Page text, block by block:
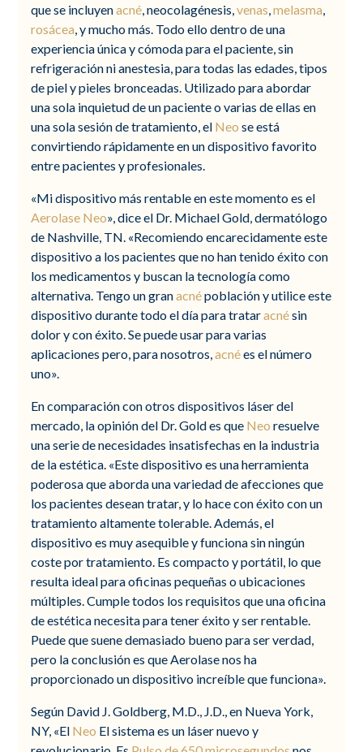
que se incluyenacné, neocolagénesis,venas,melasma,
rosácea, y mucho más. Todo ello dentro de una
experiencia única y cómoda para el paciente, sin
refrigeración ni anestesia, para todas las edades, tipos
de piel y pieles bronceadas. Utilizado para abordar
una sola inquietud de un paciente o varias de ellas en
una sola sesión de tratamiento, el Neo se está
convirtiendo rápidamente en un dispositivo favorito
entre pacientes y profesionales.
«Mi dispositivo más rentable en este momento es el
Aerolase Neo», dice el Dr. Michael Gold, dermatólogo
de Nashville, TN. «Recomiendo encarecidamente este
dispositivo a los pacientes que no han tenido éxito con
los medicamentos y buscan la tecnología como
alternativa. Tengo un granacnépoblación y utilice este
dispositivo durante todo el día para trataracnésin
dolor y con éxito. Se puede usar para varias
aplicaciones pero, para nosotros,acnées el número
uno».
En comparación con otros dispositivos láser del
mercado, la opinión del Dr. Gold es que Neo resuelve
una serie de necesidades insatisfechas en la industria
de la estética. «Este dispositivo es una herramienta
poderosa que aborda una variedad de afecciones que
los pacientes desean tratar, y lo hace con éxito con un
tratamiento altamente tolerable. Además, el
dispositivo es muy asequible y funciona sin ningún
coste por tratamiento. Es compacto y portátil, lo que
resulta ideal para oficinas pequeñas o ubicaciones
múltiples. Cumple todos los requisitos que una oficina
de estética necesita para tener éxito y ser rentable.
Puede que suene demasiado bueno para ser verdad,
pero la conclusión es que Aerolase nos ha
proporcionado un dispositivo increíble que funciona».
Según David J. Goldberg, M.D., J.D., en Nueva York,
NY, «El Neo El sistema es un láser nuevo y